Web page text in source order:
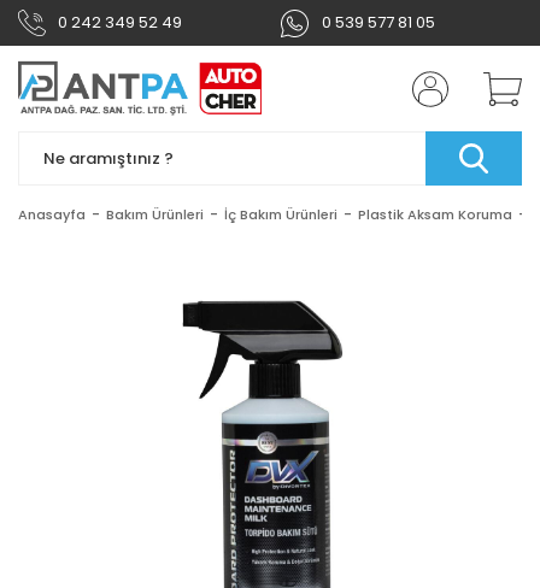
0 242 349 52 49 0 539 577 81 05
Anasayfa Bakım Ürünleri İç Bakım Ürünleri Plastik Aksam Koruma